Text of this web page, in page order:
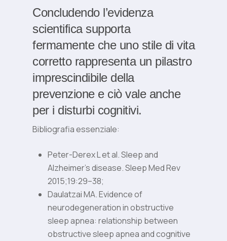
Concludendo l’evidenza
scientifica supporta
fermamente che uno stile di vita
corretto rappresenta un pilastro
imprescindibile della
prevenzione e ciò vale anche
per i disturbi cognitivi.
Bibliografia essenziale:
Peter-Derex L et al. Sleep and
Alzheimer’s disease. Sleep Med Rev
2015;19:29–38;
Daulatzai MA. Evidence of
neurodegeneration in obstructive
sleep apnea: relationship between
obstructive sleep apnea and cognitive